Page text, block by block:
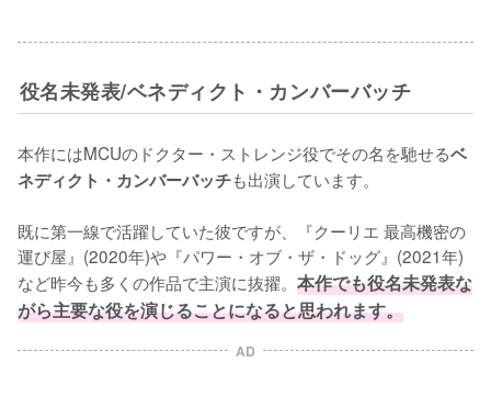
役名未発表/ベネディクト・カンバーバッチ
本作にはMCUのドクター・ストレンジ役でその名を馳せるベ
ネディクト・カンバーバッチも出演しています。
既に第一線で活躍していた彼ですが、『クーリエ 最高機密の
運び屋』(2020年)や『パワー・オブ・ザ・ドッグ』(2021年)
など昨今も多くの作品で主演に抜擢。 本作でも役名未発表な
がら主要な役を演じることになると思われます。
AD